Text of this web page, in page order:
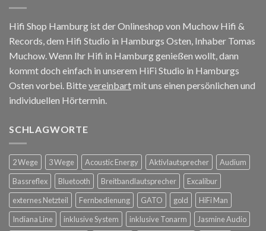
Hifi Shop Hamburg ist der Onlineshop von Muchow Hifi &
Records, dem Hifi Studio in Hamburgs Osten, Inhaber Tomas
Muchow. Wenn Ihr Hifi in Hamburg genießen wollt, dann
kommt doch einfach in unserem HiFi Studio in Hamburgs
Osten vorbei. Bittevereinbartmit uns einen persönlichen und
individuellen Hörtermin.
SCHLAGWORTE
2 Wege 3 Wege Acoustic Energy Aktivlautsprecher
Audium
Bassreflex
Bluetooth Breitbandlautsprecher
Excalibur
externes Netzteil
Fernbedienung GATO gold
HiFi Man
Indiana Line
inklusive System inklusive Tonarm Jasmine Audio